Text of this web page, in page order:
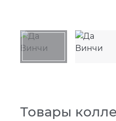
Товары